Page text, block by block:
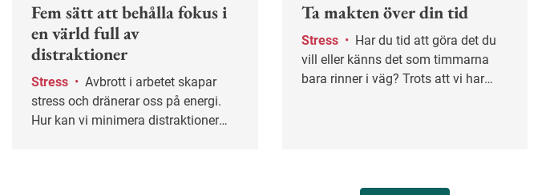
Fem sätt att behålla fokus i
en värld full av
distraktioner
Stress •
stress och dränerar oss på energi.
Hur kan vi minimera distraktioner
Ta makten över din tid
Stress •
vill eller känns det som timmarna
bara rinner i väg? Trots att vi har